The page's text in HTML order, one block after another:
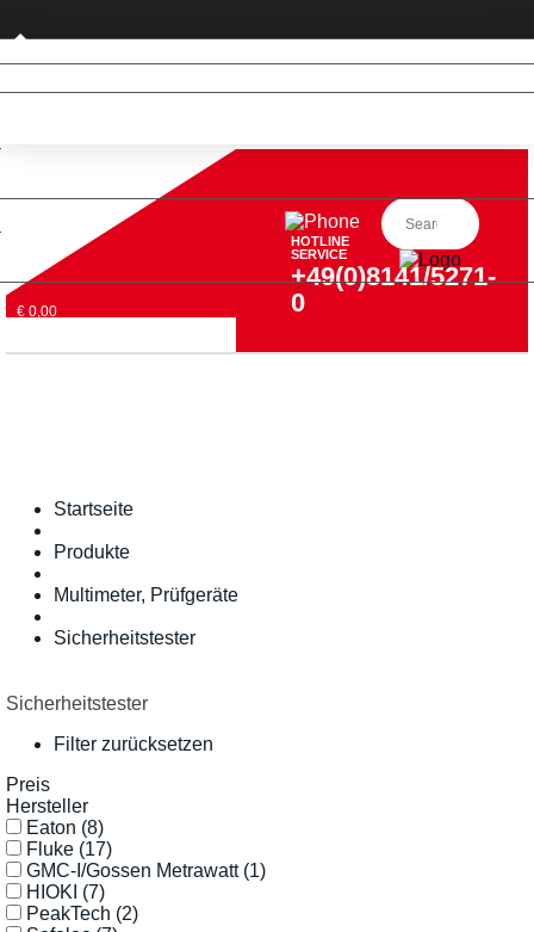
Privatkunde (nur DE)
€ 0,00
HOTLINE
SERVICE
+49(0)8141/5271-
0
Startseite
Produkte
Multimeter, Prüfgeräte
Sicherheitstester
Sicherheitstester
Filter zurücksetzen
Preis
Hersteller
Eaton (8)
Fluke (17)
GMC-I/Gossen Metrawatt (1)
HIOKI (7)
PeakTech (2)